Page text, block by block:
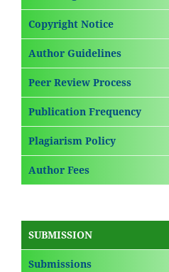
Copyright Notice
Author Guidelines
Peer Review Process
Publication Frequency
Plagiarism Policy
Author Fees
SUBMISSION
Submissions